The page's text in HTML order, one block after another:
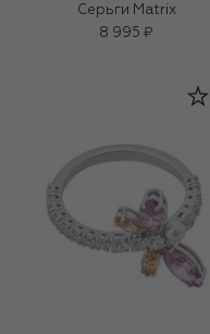
Серьги Matrix
8 995 ₽